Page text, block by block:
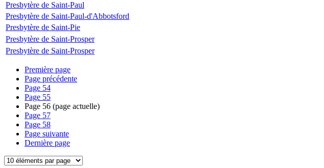
Presbytère de Saint-Paul
Presbytère de Saint-Paul-d'Abbotsford
Presbytère de Saint-Pie
Presbytère de Saint-Prosper
Presbytère de Saint-Prosper
Première page
Page précédente
Page 54
Page 55
Page 56 (page actuelle)
Page 57
Page 58
Page suivante
Dernière page